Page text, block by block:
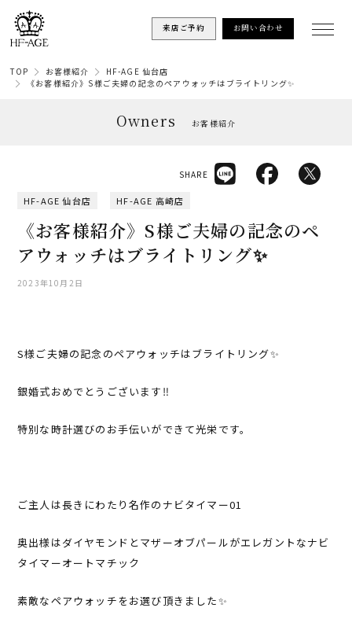
来店ご予約 お問い合わせ
TOP お客様紹介
HF-AGE 仙台店
《お客様紹介》S様ご夫婦の記念のペアウォッチはブライトリング✨
Owners お客様紹介
HF-AGE 仙台店 HF-AGE 高崎店
《お客様紹介》S様ご夫婦の記念のペ
アウォッチはブライトリング✨
2023年10月2日
SHARE
S様ご夫婦の記念のペアウォッチはブライトリング✨
銀婚式おめでとうございます‼︎
特別な時計選びのお手伝いができて光栄です。
ご主人は長きにわたり名作のナビタイマー01
奥出様はダイヤモンドとマザーオブパールがエレガントなナビ
タイマーオートマチック
素敵なペアウォッチをお選び頂きました✨